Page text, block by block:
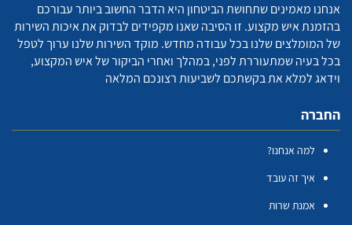
אנחנו מאמינים שתחושת הביטחון היא הדבר החשוב ביותר עבורכם
בהזמנת איש מקצוע. זו הסיבה שאנו מקפידים לבדוק את איכות השירות
של המומלצים שלנו בכל עבודה מחדש. מוקד השירות שלנו ערוך לטפל
בכל בעיה שמתעוררת לפני, במהלך ואחרי הביקור של איש המקצוע,
וידאג למלא את בקשתכם לשביעות רצונכם המלאה
החברה
למה אנחנו?
איך זה עובד
אמנת שרות